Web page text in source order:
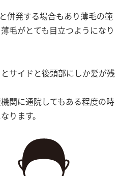
併発する場合もあり薄毛の範
毛がとても目立つようになり
サイドと後頭部にしか髪が残
関に通院してもある程度の時
ります。